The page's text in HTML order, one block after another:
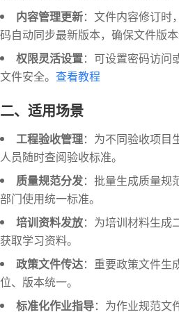
内容管理更新：文件内容修订时
码自动同步最新版本，确保文件版本
权限灵活设置：可设置密码访问
文件安全。 查看教程
二、适用场景
工程验收管理：为不同验收项目
人员随时查阅验收标准。
质量规范分发：批量生成质量规
部门使用统一标准。
培训资料发放：为培训材料生成
获取学习资料。
政策文件传达：重要政策文件生
位、版本统一。
标准化作业指导：为作业规范文